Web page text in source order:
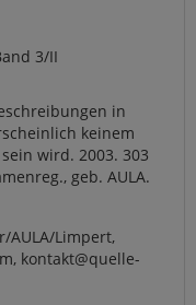
3/II
in
keinem
wird. 2003. 303
geb. AULA.
AULA/Limpert,
kontakt@quelle-